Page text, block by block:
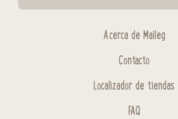
Acerca de Maileg
Contacto
Localizador de tiendas
FAQ